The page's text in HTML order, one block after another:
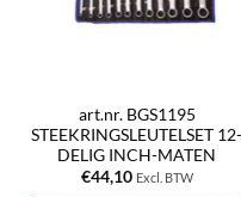
art.nr. BGS1195
STEEKRINGSLEUTELSET 12-
DELIG INCH-MATEN
€44,10 Excl. BTW